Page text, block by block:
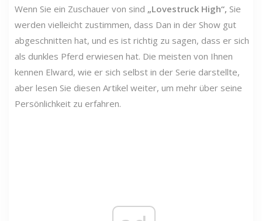
Wenn Sie ein Zuschauer von sind „Lovestruck High“, Sie
werden vielleicht zustimmen, dass Dan in der Show gut
abgeschnitten hat, und es ist richtig zu sagen, dass er sich
als dunkles Pferd erwiesen hat. Die meisten von Ihnen
kennen Elward, wie er sich selbst in der Serie darstellte,
aber lesen Sie diesen Artikel weiter, um mehr über seine
Persönlichkeit zu erfahren.